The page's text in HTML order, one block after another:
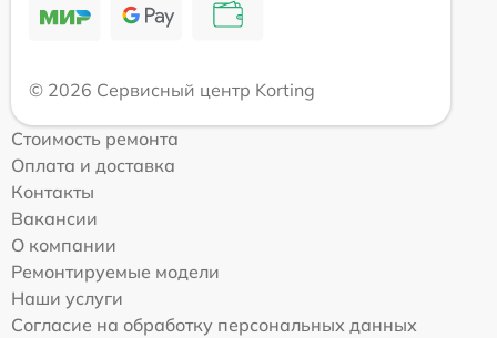
© 2026 Сервисный центр Korting
Стоимость ремонта
Оплата и доставка
Контакты
Вакансии
О компании
Ремонтируемые модели
Наши услуги
Согласие на обработку персональных данных